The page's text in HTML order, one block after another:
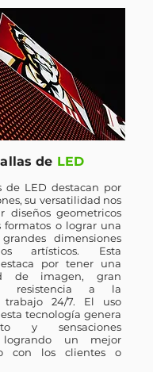
de LED
de LED destacan por
su versatilidad nos
diseños geometricos
formatos o lograr una
dimensiones
artísticos. Esta
por tener una
de imagen, gran
resistencia a la
24/7. El uso
tecnología genera
y sensaciones
logrando un mejor
con los clientes o